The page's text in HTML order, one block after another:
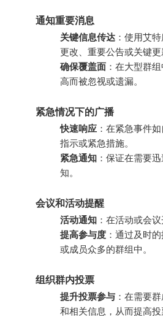
通知重要消息
关键信息传达 ：使用艾
更改、重要公告或关键更
确保覆盖面 ：在大型群
高而被忽视或遗漏。
紧急情况下的广播
快速响应 ：在紧急事件
指示或紧急措施。
紧急通知 ：保证在需要
知。
会议和活动提醒
活动通知 ：在活动或会
提高参与度 ：通过及时
或成员众多的群组中。
组织群内投票
提升投票参与 ：在需要
和相关信息，从而提高投